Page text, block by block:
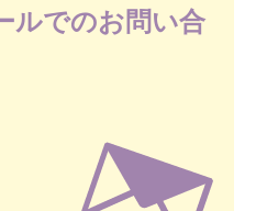
ルでのお問い合